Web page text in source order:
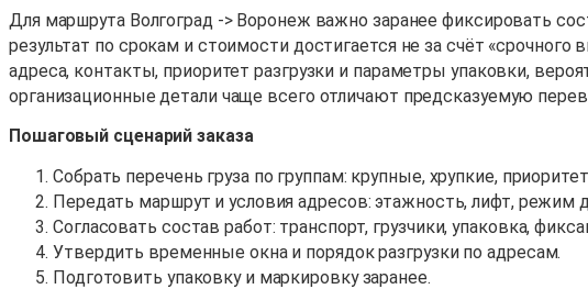
Для маршрута Волгоград -> Воронеж важно заранее фиксировать
результат по срокам и стоимости достигается не за счёт
адреса, контакты, приоритет разгрузки и параметры упаковки,
организационные детали чаще всего отличают предсказуемую
Пошаговый сценарий заказа
Собрать перечень груза по группам: крупные, хрупкие,
Передать маршрут и условия адресов: этажность, лифт, режим
Согласовать состав работ: транспорт, грузчики, упаковка,
Утвердить временные окна и порядок разгрузки по адресам.
Подготовить упаковку и маркировку заранее.